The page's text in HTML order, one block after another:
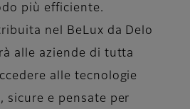
più efficiente.
nel BeLux da Delo
alle aziende di tutta
alle tecnologie
sicure e pensate per